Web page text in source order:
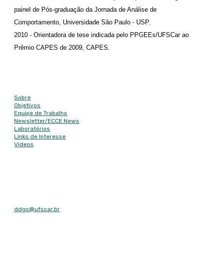
painel de Pós-graduação da Jornada de Análise de
Comportamento, Universidade São Paulo - USP.
2010 - Orientadora de tese indicada pelo PPGEEs/UFSCar ao
Prêmio CAPES de 2009, CAPES.
Sobre
Objetivos
Equipe de Trabalho
Newsletter/ECCE News
Laboratórios
Links de Interesse
Vídeos
ddgs@ufscar.br